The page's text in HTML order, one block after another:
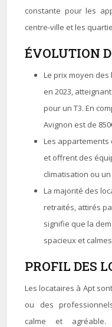
constante pour les
centre-ville et les
ÉVOLUTION
Le prix moyen des
en 2023,
pour un T3. En
Avignon est de
Les
et offrent des
climatisation ou
La majorité des
retraités, attirés
signifie que la
spacieux et
PROFIL DES
Les locataires à Apt
ou des
calme et agréable.